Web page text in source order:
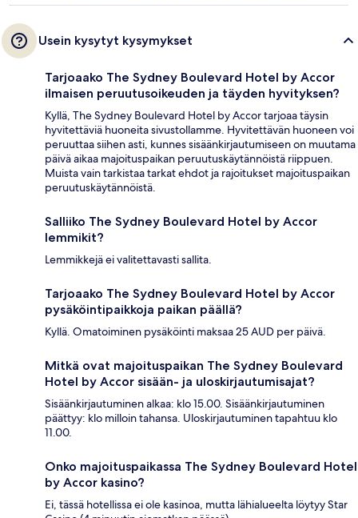
Usein kysytyt kysymykset
Tarjoaako The Sydney Boulevard Hotel by Accor
ilmaisen peruutusoikeuden ja täyden hyvityksen?
Kyllä, The Sydney Boulevard Hotel by Accor tarjoaa täysin
hyvitettäviä huoneita sivustollamme. Hyvitettävän huoneen voi
peruuttaa siihen asti, kunnes sisäänkirjautumiseen on muutama
päivä aikaa majoituspaikan peruutuskäytännöistä riippuen.
Muista vain tarkistaa tarkat ehdot ja rajoitukset majoituspaikan
peruutuskäytännöistä.
Salliiko The Sydney Boulevard Hotel by Accor
lemmikit?
Lemmikkejä ei valitettavasti sallita.
Tarjoaako The Sydney Boulevard Hotel by Accor
pysäköintipaikkoja paikan päällä?
Kyllä. Omatoiminen pysäköinti maksaa 25 AUD per päivä.
Mitkä ovat majoituspaikan The Sydney Boulevard
Hotel by Accor sisään- ja uloskirjautumisajat?
Sisäänkirjautuminen alkaa: klo 15.00. Sisäänkirjautuminen
päättyy: klo milloin tahansa. Uloskirjautuminen tapahtuu klo
11.00.
Onko majoituspaikassa The Sydney Boulevard Hotel
by Accor kasino?
Ei, tässä hotellissa ei ole kasinoa, mutta lähialueelta löytyy Star